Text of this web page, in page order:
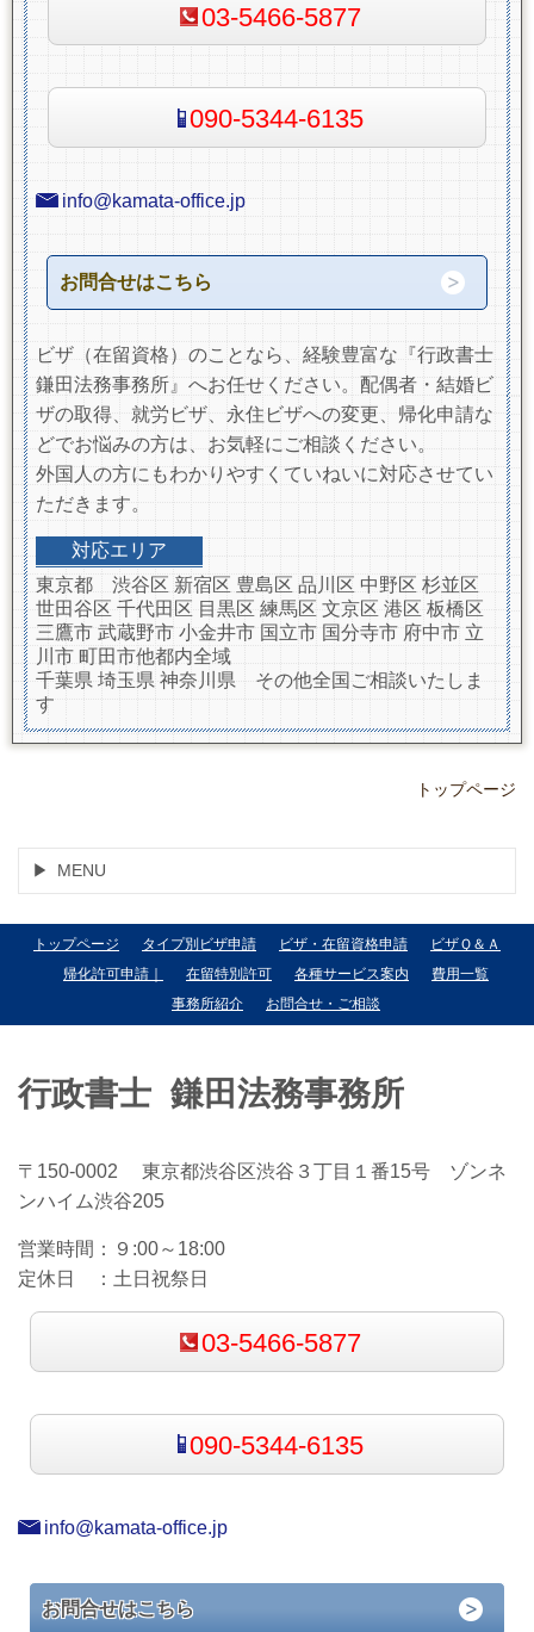
03-5466-5877
090-5344-6135
info@kamata-office.jp
お問合せはこちら
ビザ（在留資格）のことなら、経験豊富な『行政書士
鎌田法務事務所』へお任せください。配偶者・結婚ビ
ザの取得、就労ビザ、永住ビザへの変更、帰化申請な
どでお悩みの方は、お気軽にご相談ください。
外国人の方にもわかりやすくていねいに対応させてい
ただきます。
対応エリア
東京都 渋谷区 新宿区 豊島区 品川区 中野区 杉並区
世田谷区 千代田区 目黒区 練馬区 文京区 港区 板橋区
三鷹市 武蔵野市 小金井市 国立市 国分寺市 府中市 立
川市 町田市他都内全域
千葉県 埼玉県 神奈川県 その他全国ご相談いたしま
す
トップページ
MENU
トップページ タイプ別ビザ申請 ビザ・在留資格申請
ビザＱ＆Ａ
帰化許可申請｜
在留特別許可 各種サービス案内
費用一覧
事務所紹介
お問合せ・ご相談
行政書士 鎌田法務事務所
〒150-0002 東京都渋谷区渋谷３丁目１番15号 ゾンネ
ンハイム渋谷205
営業時間：
９:00～18:00
定休日 ： 土日祝祭日
03-5466-5877
090-5344-6135
info@kamata-office.jp
お問合せはこちら